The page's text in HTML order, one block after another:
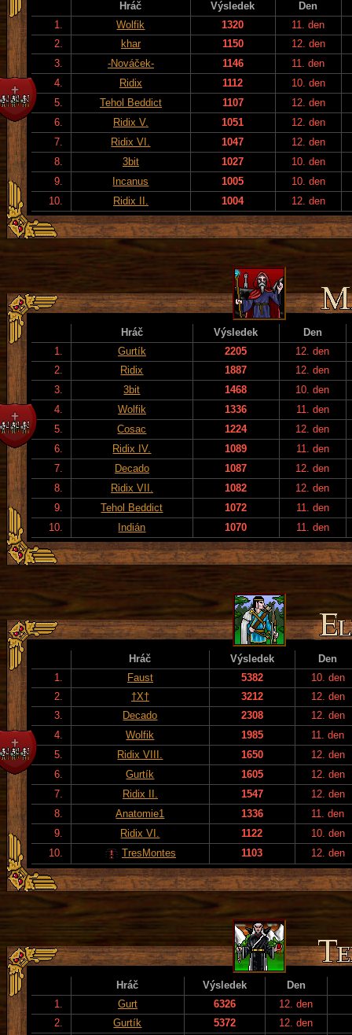
Hráč Výsledek
Den
1.
Wolfik 1320
11. den
2.
khar 1150
12. den
3.
-Nováček- 1146
11. den
4.
Ridix 1112
10. den
5.
Tehol Beddict 1107
12. den
6.
Ridix V. 1051
12. den
7.
Ridix VI. 1047
12. den
8.
3bit 1027
10. den
9.
Incanus 1005
10. den
10.
Ridix II. 1004 12. den
Hráč Výsledek
Den
1.
Gurtík 2205
12. den
2.
Ridix 1887
12. den
3.
3bit 1468
10. den
4.
Wolfik 1336
11. den
5.
Cosac 1224
12. den
6.
Ridix IV. 1089
11. den
7.
Decado 1087
12. den
8.
Ridix VII. 1082
12. den
9.
Tehol Beddict 1072
11. den
10.
Indián 1070 11. den
Hráč Výsledek
Den
1.
Faust 5382
10. den
2.
†X† 3212
12. den
3.
Decado 2308
12. den
4.
Wolfik 1985
11. den
5.
Ridix VIII. 1650
12. den
6.
Gurtík 1605
12. den
7.
Ridix II. 1547
12. den
8.
Anatomie1 1336
11. den
9.
Ridix VI. 1122
10. den
10.
TresMontes 1103 12. den
Hráč Výsledek
Den
1.
Gurt 6326
12. den
2.
Gurtík 5372
12. den